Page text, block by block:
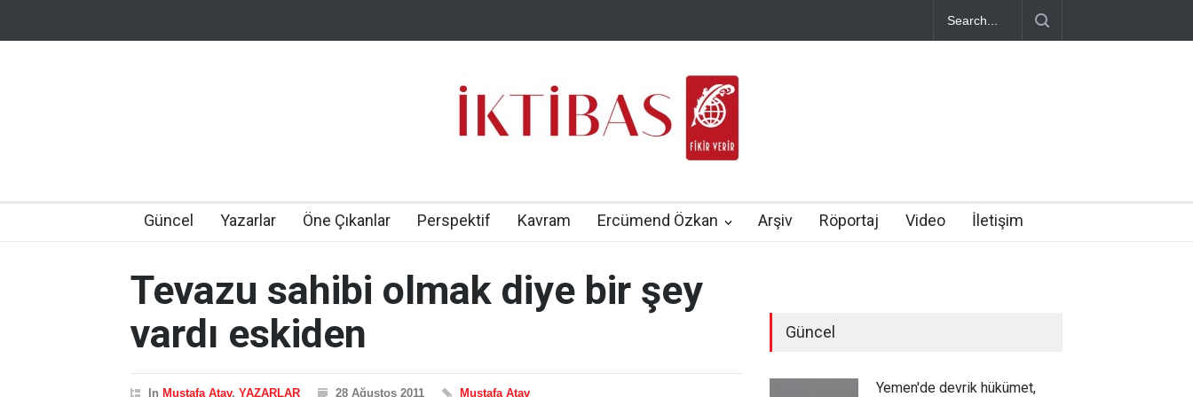
Güncel Yazarlar Öne Çıkanlar Perspektif Kavram Ercümend Özkan Arşiv Röportaj Video İletişim
Tevazu sahibi olmak diye bir şey
vardı eskiden
In Mustafa Atav, YAZARLAR 28 Ağustos 2011 Mustafa Atav
Güncel
Yemen'de devrik hükümet,